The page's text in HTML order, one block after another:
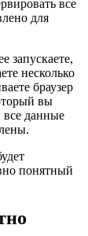
все
для
запускаете,
несколько
браузер
вы
все данные
понятный